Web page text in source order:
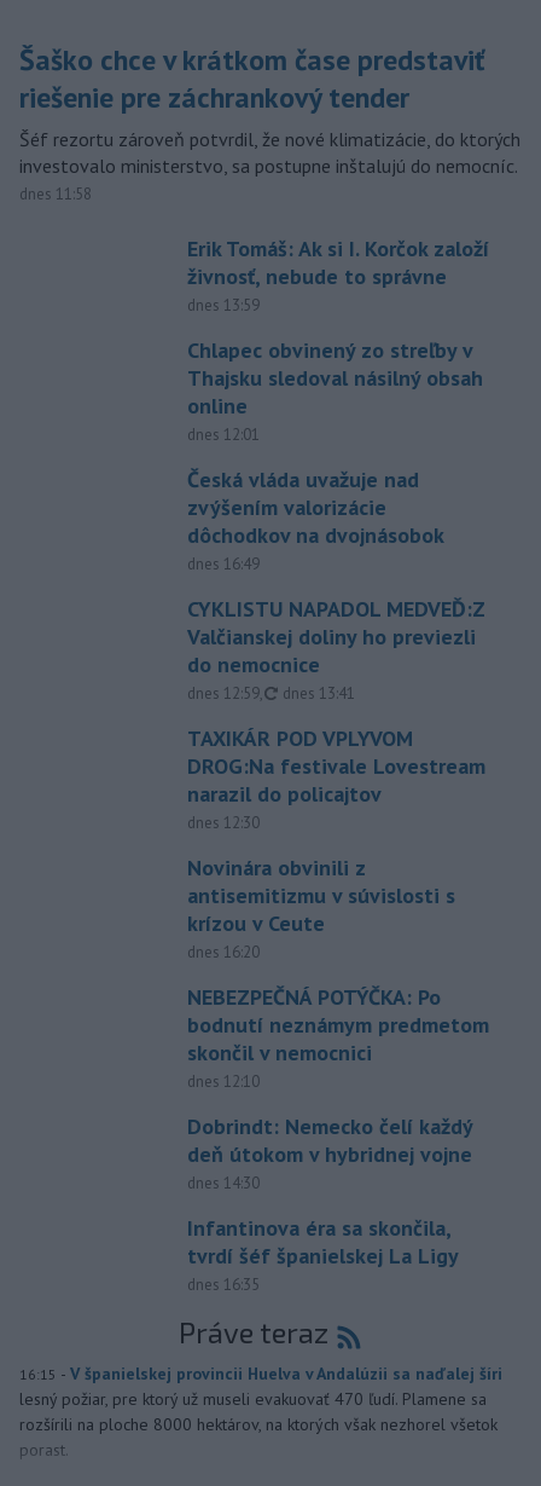
Šaško chce v krátkom čase predstaviť
riešenie pre záchrankový tender
Šéf rezortu zároveň potvrdil, že nové klimatizácie, do ktorých
investovalo ministerstvo, sa postupne inštalujú do nemocníc.
dnes 11:58
Erik Tomáš: Ak si I. Korčok založí
živnosť, nebude to správne
dnes 13:59
Chlapec obvinený zo streľby v
Thajsku sledoval násilný obsah
online
dnes 12:01
Česká vláda uvažuje nad
zvýšením valorizácie
dôchodkov na dvojnásobok
dnes 16:49
CYKLISTU NAPADOL MEDVEĎ:Z
Valčianskej doliny ho previezli
do nemocnice
dnes 12:59, aktualizované
dnes 13:41
TAXIKÁR POD VPLYVOM
DROG:Na festivale Lovestream
narazil do policajtov
dnes 12:30
Novinára obvinili z
antisemitizmu v súvislosti s
krízou v Ceute
dnes 16:20
NEBEZPEČNÁ POTÝČKA: Po
bodnutí neznámym predmetom
skončil v nemocnici
dnes 12:10
Dobrindt: Nemecko čelí každý
deň útokom v hybridnej vojne
dnes 14:30
Infantinova éra sa skončila,
tvrdí šéf španielskej La Ligy
dnes 16:35
Práve teraz
16:15 - V španielskej provincii Huelva v Andalúzii sa naďalej šíri
lesný požiar, pre ktorý už museli evakuovať 470 ľudí. Plamene sa
rozšírili na ploche 8000 hektárov, na ktorých však nezhorel všetok
porast.